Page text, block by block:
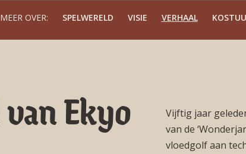
MEER OVER: SPELWERELD VISIE VERHAAL
Ekyo
Vijftig jaar
van de
vloedgolf aan